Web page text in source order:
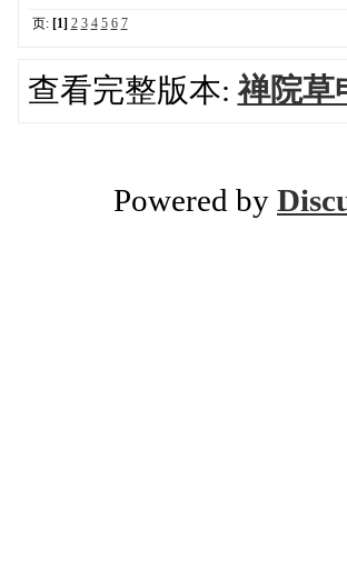
页: [1] 2 3 4 5 6 7
查看完整版本:禅院草
Powered by